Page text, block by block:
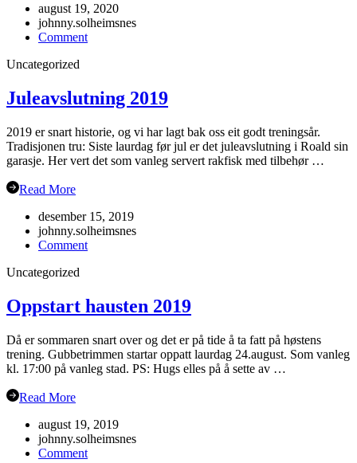
august 19, 2020
johnny.solheimsnes
Commenton
Uncategorized
Juleavslutning 2019
2019 er snart historie, og vi har lagt bak oss eit godt treningsår.
Tradisjonen tru: Siste laurdag før jul er det juleavslutning i Roald sin
garasje. Her vert det som vanleg servert rakfisk med tilbehør …
Read More
desember 15, 2019
johnny.solheimsnes
Commenton
Uncategorized
Oppstart hausten 2019
Då er sommaren snart over og det er på tide å ta fatt på høstens
trening. Gubbetrimmen startar oppatt laurdag 24.august. Som vanleg
kl. 17:00 på vanleg stad. PS: Hugs elles på å sette av …
Read More
august 19, 2019
johnny.solheimsnes
Commenton